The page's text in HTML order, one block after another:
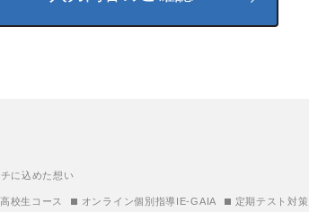
に込めた想い
高校生コース オンライン個別指導IE-GAIA 定期テスト対策